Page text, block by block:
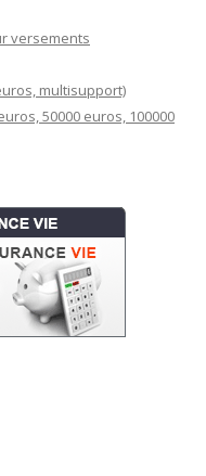
versements
multisupport)
50000 euros, 100000